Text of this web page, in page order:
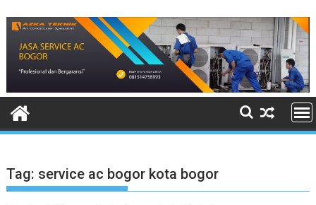
content
Tag: service ac bogor kota bogor